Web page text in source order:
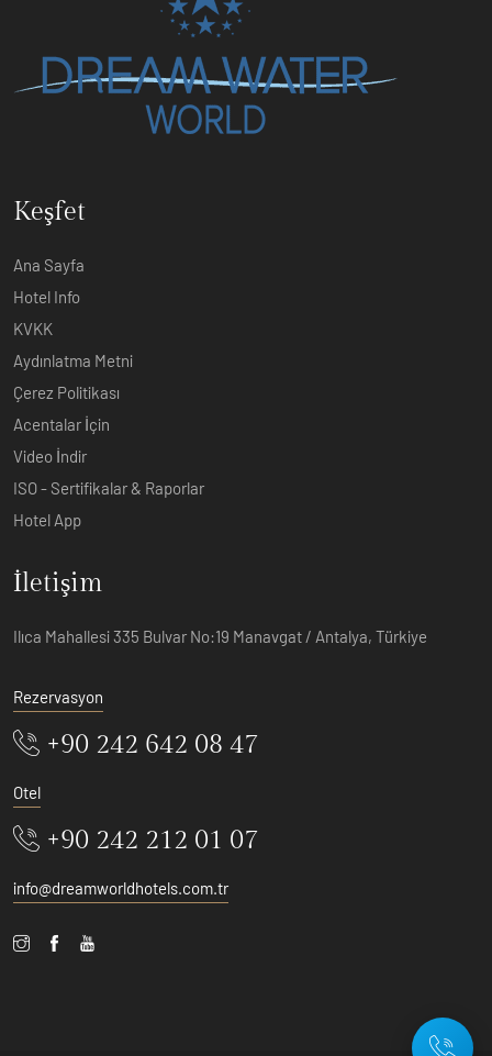
Keşfet
Ana Sayfa
Hotel Info
KVKK
Aydınlatma Metni
Çerez Politikası
Acentalar İçin
Video İndir
ISO - Sertifikalar & Raporlar
Hotel App
İletişim
Ilıca Mahallesi 335 Bulvar No:19 Manavgat / Antalya, Türkiye
Rezervasyon
+90 242 642 08 47
Otel
+90 242 212 01 07
info@dreamworldhotels.com.tr